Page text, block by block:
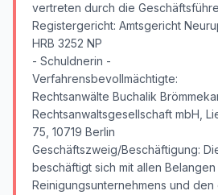
vertreten durch die
Registergericht: Amtsgericht
HRB 3252 NP
- Schuldnerin -
Verfahrensbevollmächtigte:
Rechtsanwälte Buchalik
Rechtsanwaltsgesellschaft mbH,
75, 10719 Berlin
Geschäftszweig/Beschäftigung:
beschäftigt sich mit allen Belangen
Reinigungsunternehmens und